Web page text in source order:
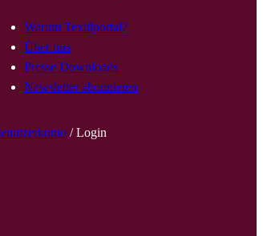
Warum Textilportal?
Über uns
Presse Downloads
Newsletter abonnieren
/ Login